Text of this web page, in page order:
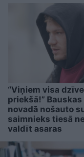
“Viņiem visa
priekšā!” Bauskas
novadā nošauto
saimnieks tiesā
valdīt asaras